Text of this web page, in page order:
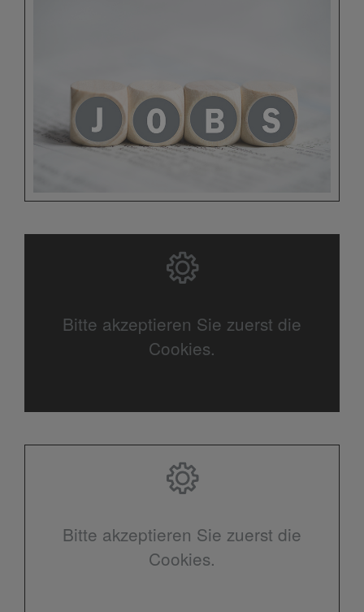
Bitte akzeptieren Sie zuerst die
Cookies.
Bitte akzeptieren Sie zuerst die
Cookies.